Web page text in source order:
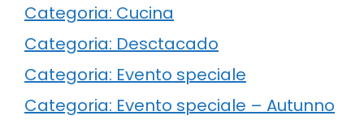
Categoria: Cucina
Categoria: Desctacado
Categoria: Evento speciale
Categoria: Evento speciale – Autunno